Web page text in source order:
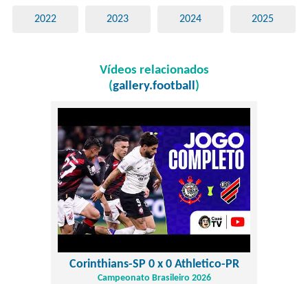
2022 2023 2024 2025
Vídeos relacionados
(gallery.football)
Corinthians-SP 0 x 0 Athletico-PR
Campeonato Brasileiro 2026